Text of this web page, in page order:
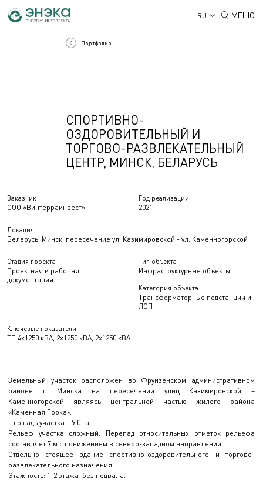
RU МЕНЮ
Заказчик
ООО «Винтерраинвест»
Год реализации
2021
Локация
Беларусь, Минск, пересечение ул. Казимировской - ул. Каменногорской
Стадия проекта
Проектная и рабочая
документация
Тип объекта
Инфраструктурные объекты
Категория объекта
Трансформаторные подстанции и
ЛЭП
Ключевые показатели
ТП 4х1250 кВА, 2х1250 кВА, 2х1250 кВА
Портфолио
СПОРТИВНО-
ОЗДОРОВИТЕЛЬНЫЙ И
ТОРГОВО-РАЗВЛЕКАТЕЛЬНЫЙ
ЦЕНТР, МИНСК, БЕЛАРУСЬ
Земельный участок расположен во Фрунзенском административном
районе г. Минска на пересечении улиц Казимировской –
Каменногорской являясь центральной частью жилого района
«Каменная Горка».
Площадь участка – 9,0 га.
Рельеф участка сложный. Перепад относительных отметок рельефа
составляет 7 м с понижением в северо-западном направлении.
Отдельно стоящее здание спортивно-оздоровительного и торгово-
развлекательного назначения.
Этажность: 1-2 этажа без подвала.